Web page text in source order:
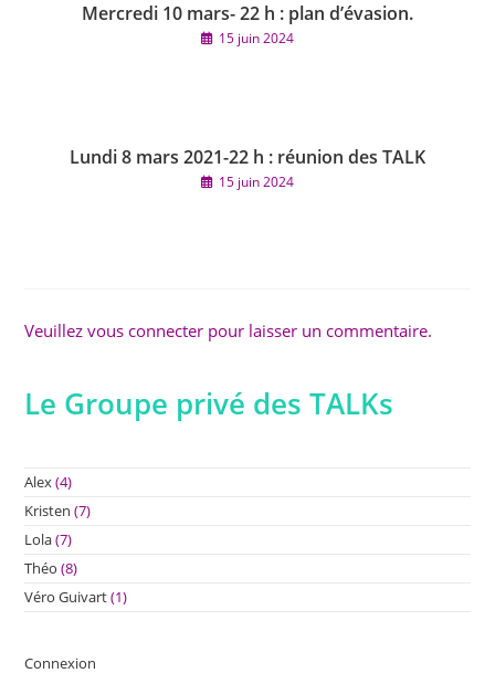
Mercredi 10 mars- 22 h : plan d’évasion.
15 juin 2024
Lundi 8 mars 2021-22 h : réunion des TALK
15 juin 2024
Veuillez vous connecter pour laisser un commentaire.
Le Groupe privé des TALKs
Alex(4)
Kristen (7)
Lola(7)
Théo (8)
Véro Guivart(1)
Connexion